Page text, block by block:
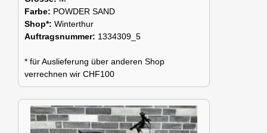
Farbe: POWDER SAND
Shop*: Winterthur
Auftragsnummer: 1334309_5
* für Auslieferung über anderen Shop
verrechnen wir CHF100